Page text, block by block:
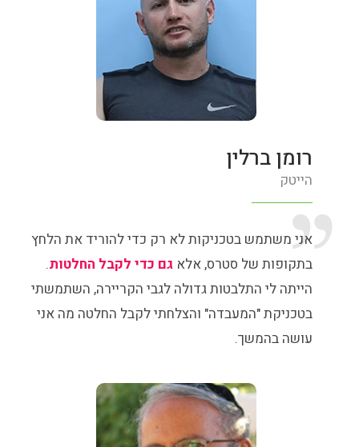
רומן ברלין
הייטק
אני משתמש בטכניקות לא רק כדי להוריד את הלחץ
בתקופות של סטרס, אלא גם כדי לקבל החלטות.
הייתה לי התלבטות גדולה לגבי הקריירה, השתמשתי
בטכניקת "המעבדה" והצלחתי לקבל החלטה מה אני
עושה בהמשך.